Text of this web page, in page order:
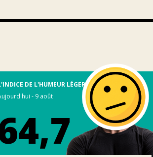
DE L'HUMEUR LÉGER
- 9 août